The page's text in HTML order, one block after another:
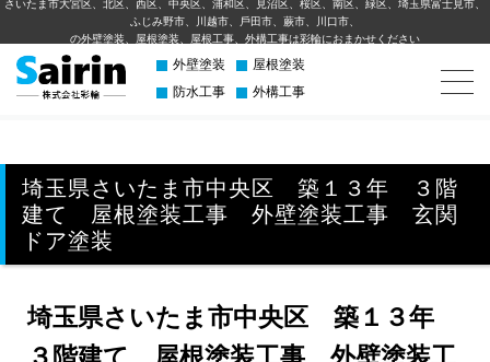
さいたま市大宮区、北区、西区、中央区、浦和区、見沼区、桜区、南区、緑区、埼玉県富士見市、
ふじみ野市、川越市、⼾⽥市、蕨市、川⼝市、
の外壁塗装、屋根塗装、屋根工事、外構⼯事は彩輪におまかせください
外壁塗装
屋根塗装
防水工事
外構工事
埼玉県さいたま市中央区 築１３年 ３階
建て 屋根塗装工事 外壁塗装工事 玄関
ドア塗装
埼玉県さいたま市中央区 築１３年